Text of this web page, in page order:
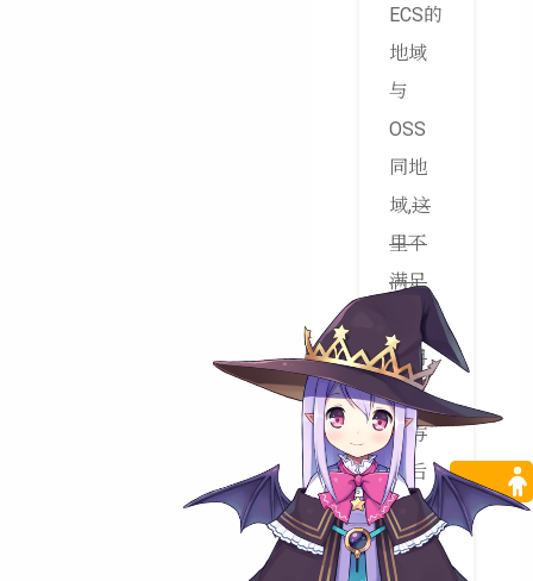
ECS的
地域
与
OSS
同地
域,这
里不
满足
所以
采用
第二
种方
法 后
面发
现如